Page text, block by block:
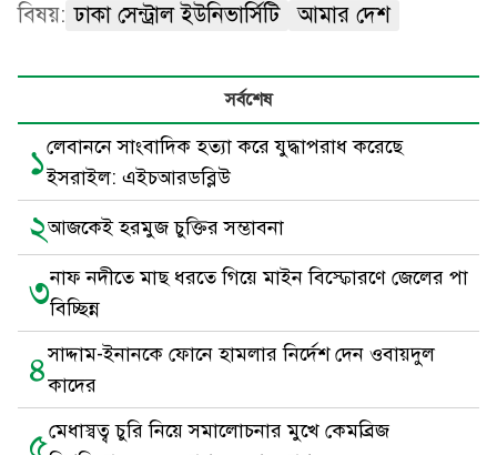
বিষয়: ঢাকা সেন্ট্রাল ইউনিভার্সিটি আমার দেশ
সর্বশেষ
১লেবাননে সাংবাদিক হত্যা করে যুদ্ধাপরাধ করেছে
ইসরাইল: এইচআরডব্লিউ
২আজকেই হরমুজ চুক্তির সম্ভাবনা
৩নাফ নদীতে মাছ ধরতে গিয়ে মাইন বিস্ফোরণে জেলের পা
বিচ্ছিন্ন
৪সাদ্দাম-ইনানকে ফোনে হামলার নির্দেশ দেন ওবায়দুল
কাদের
৫মেধাস্বত্ব চুরি নিয়ে সমালোচনার মুখে কেমব্রিজ